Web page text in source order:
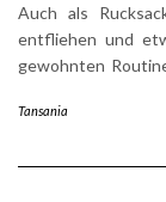
Auch als
entfliehen und
gewohnten
Tansania